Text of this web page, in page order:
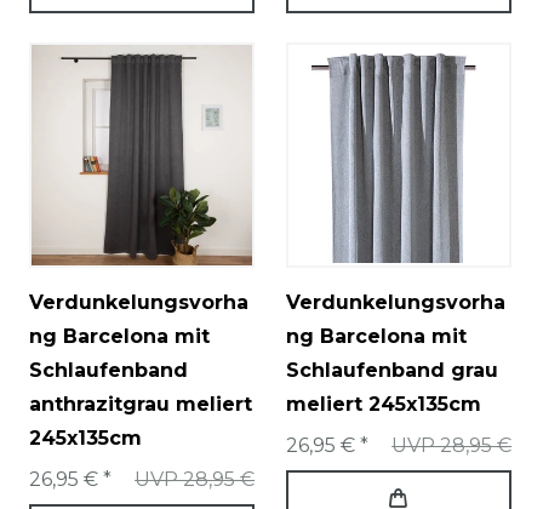
Verdunkelungsvorha
ng Barcelona mit
Schlaufenband
anthrazitgrau meliert
245x135cm
UVP 28,95 €
26,95 € *
Verdunkelungsvorha
ng Barcelona mit
Schlaufenband grau
meliert 245x135cm
UVP 28,95 €
26,95 € *